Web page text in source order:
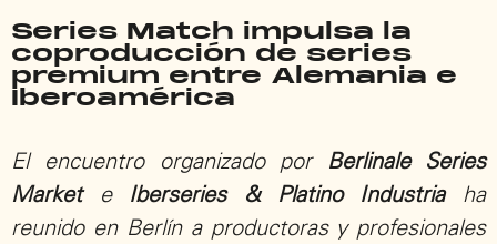
Series Match impulsa la
coproducción de series
premium entre Alemania e
Iberoamérica
El encuentro organizado por Berlinale Series
Markete Iberseries & Platino Industriaha
reunido en Berlín a productoras y profesionales